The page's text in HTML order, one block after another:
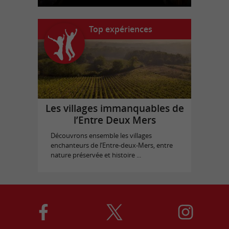
Top expériences
Les villages immanquables de
l’Entre Deux Mers
Découvrons ensemble les villages
enchanteurs de l’Entre-deux-Mers, entre
nature préservée et histoire ...